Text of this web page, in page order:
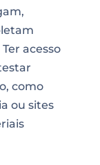
acesso
como
ou sites